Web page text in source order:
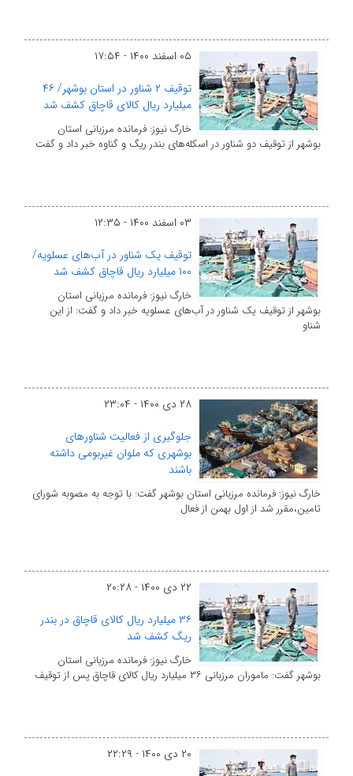
۰۵ اسفند ۱۴۰۰ - ۱۷:۵۴
توقیف ۲ شناور در استان بوشهر/ ۴۶
میلیارد ریال کالای قاچاق کشف شد
خارگ نیوز: فرمانده مرزبانی استان
بوشهر از توقیف دو شناور در اسکله‌های بندر ریگ و گناوه خبر داد و گفت
۰۳ اسفند ۱۴۰۰ - ۱۲:۳۵
توقیف یک شناور در آب‌های عسلویه/
۱۰۰ میلیارد ریال قاچاق کشف شد
خارگ نیوز: فرمانده مرزبانی استان
بوشهر از توقیف یک شناور در آب‌های عسلویه خبر داد و گفت: از این
شناو
۲۸ دی ۱۴۰۰ - ۲۳:۰۴
جلوگیری از فعالیت شناورهای
بوشهری که ملوان غیربومی داشته
باشند
خارگ نیوز: فرمانده مرزبانی استان بوشهر گفت: با توجه به مصوبه شورای
تامین،مقرر شد از اول بهمن از فعال
۲۲ دی ۱۴۰۰ - ۲۰:۲۸
۳۶ میلیارد ریال کالای قاچاق در بندر
ریگ کشف شد
خارگ نیوز: فرمانده مرزبانی استان
بوشهر گفت: ماموران مرزبانی ۳۶ میلیارد ریال کالای قاچاق پس از توقیف
۲۰ دی ۱۴۰۰ - ۲۲:۲۹